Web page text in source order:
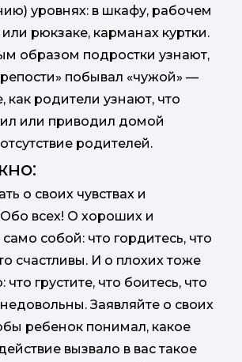
уровнях: в шкафу, рабочем
или рюкзаке, карманах куртки.
образом подростки узнают,
побывал «чужой» —
как родители узнают, что
или приводил домой
родителей.
о своих чувствах и
Обо всех! О хороших и
собой: что гордитесь, что
счастливы. И о плохих тоже
что грустите, что боитесь, что
Заявляйте о своих
ребенок понимал, какое
вызвало в вас такое